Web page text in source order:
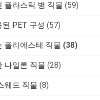
플라스틱 병 직물 (59)
PET 구성 (57)
폴리에스테 직물 (38)
나일론 직물 (28)
웨드 직물 (8)